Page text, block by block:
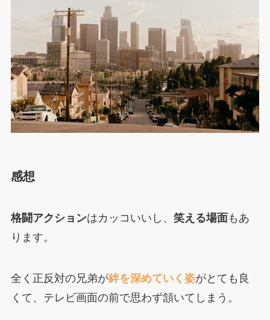
感想
格闘アクションはカッコいいし、 笑える場面 もあ
ります。
全く正反対の兄弟が絆を深めていく姿がとても良
くて、テレビ画面の前で思わず頷いてしまう。